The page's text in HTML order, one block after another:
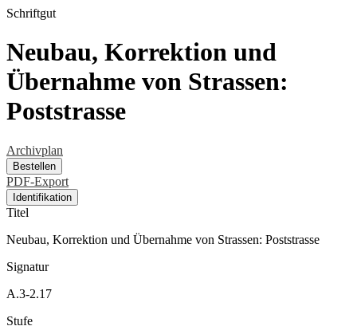
Schriftgut
Neubau, Korrektion und
Übernahme von Strassen:
Poststrasse
Archivplan
Bestellen
PDF-Export
Identifikation
Titel
Neubau, Korrektion und Übernahme von Strassen: Poststrasse
Signatur
A.3-2.17
Stufe